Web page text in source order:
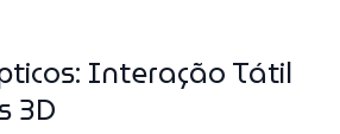
Interação Tátil
3D